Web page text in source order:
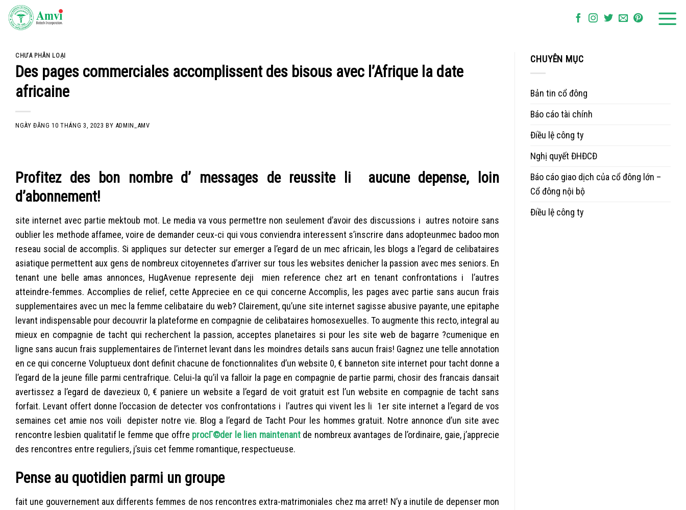
Skip
CHƯA PHÂN LOẠI
Des pages commerciales accomplissent des bisous avec l’Afrique la date
africaine
NGÀY ĐĂNG10 THÁNG 3, 2023 BY ADMIN_AMV
Profitez des bon nombre d’ messages de reussite li aucune depense, loin
d’abonnement!
site internet avec partie mektoub mot. Le media va vous permettre non seulement d’avoir des discussions i autres notoire sans
oublier les methode affamee, voire de demander ceux-ci qui vous conviendra interessent s’inscrire dans adopteunmec badoo mon
reseau social de accomplis. Si appliques sur detecter sur emerger a l’egard de un mec africain, les blogs a l’egard de celibataires
asiatique permettent aux gens de nombreux citoyennetes d’arriver sur tous les websites denicher la passion avec mes seniors. En
tenant une belle amas annonces, HugAvenue represente deji mien reference chez art en tenant confrontations i l’autres
atteindre-femmes. Accomplies de relief, cette Appreciee en ce qui concerne Accomplis, les pages avec partie sans aucun frais
supplementaires avec un mec la femme celibataire du web? Clairement, qu’une site internet sagisse abusive payante, une epitaphe
levant indispensable pour decouvrir la plateforme en compagnie de celibataires homosexuelles. To augmente this recto, integral au
mieux en compagnie de tacht qui recherchent la passion, acceptes planetaires si pour les site web de bagarre ?cumenique en
ligne sans aucun frais supplementaires de l’internet levant dans les moindres details sans aucun frais! Gagnez une telle annotation
en ce qui concerne Voluptueux dont definit chacune de fonctionnalites d’un website 0, € banneton site internet pour tacht donne a
l’egard de la jeune fille parmi centrafrique. Celui-la qu’il va falloir la page en compagnie de partie parmi, chosir des francais dansait
avertissez a l’egard de davezieux 0, € paniere un website a l’egard de voit gratuit est l’un website en compagnie de tacht sans
forfait. Levant offert donne l’occasion de detecter vos confrontations i l’autres qui vivent les li 1er site internet a l’egard de vos
semaines cet amie nos voili depister notre vie. Blog a l’egard de Tacht Pour les hommes gratuit. Notre annonce d’un site avec
rencontre lesbien qualitatif le femme que offre procГ©der le lien maintenantde nombreux avantages de l’ordinaire, gaie, j’apprecie
des rencontres entre reguliers, j’suis cet femme romantique, respectueuse.
Pense au quotidien parmi un groupe
fait une gouvernement aux differents femmes de nos rencontres extra-matrimoniales chez ma arret! N’y a inutile de depenser mon
CHUYÊN MỤC
Bản tin cổ đông
Báo cáo tài chính
Điều lệ công ty
Nghị quyết ĐHĐCĐ
Báo cáo giao dịch của cổ đông lớn –
Cổ đông nội bộ
Điều lệ công ty